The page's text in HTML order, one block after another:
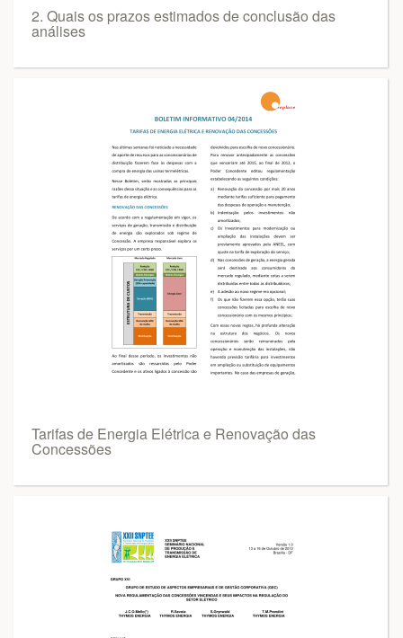
2. Quais os prazos estimados de conclusão das
análises
Tarifas de Energia Elétrica e Renovação das
Concessões